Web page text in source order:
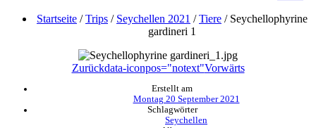
Startseite /Trips / Seychellen 2021 /Tiere / Seychellophyrine
gardineri 1
Zurückdata-iconpos="notext"Vorwärts
Erstellt am
Montag 20 September 2021
Schlagwörter
Seychellen